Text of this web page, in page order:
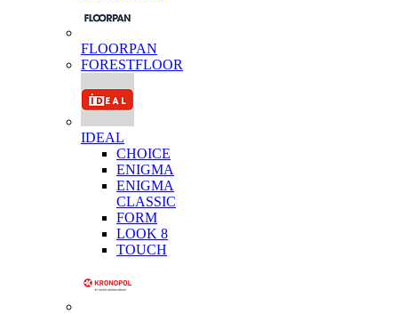
FLOORPAN
FORESTFLOOR
IDEAL
CHOICE
ENIGMA
ENIGMA
CLASSIC
FORM
LOOK 8
TOUCH